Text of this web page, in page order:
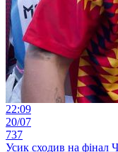
22:09
20/07
737
Усик сходив на фінал